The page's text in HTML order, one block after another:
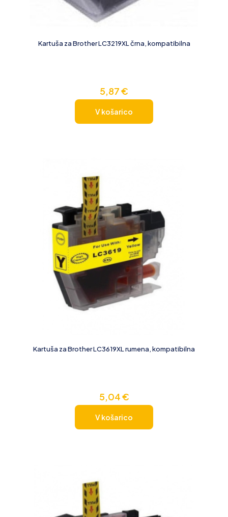
Kartuša za Brother LC3219XL črna, kompatibilna
5,87€
V košarico
Kartuša za Brother LC3619XL rumena, kompatibilna
5,04€
V košarico